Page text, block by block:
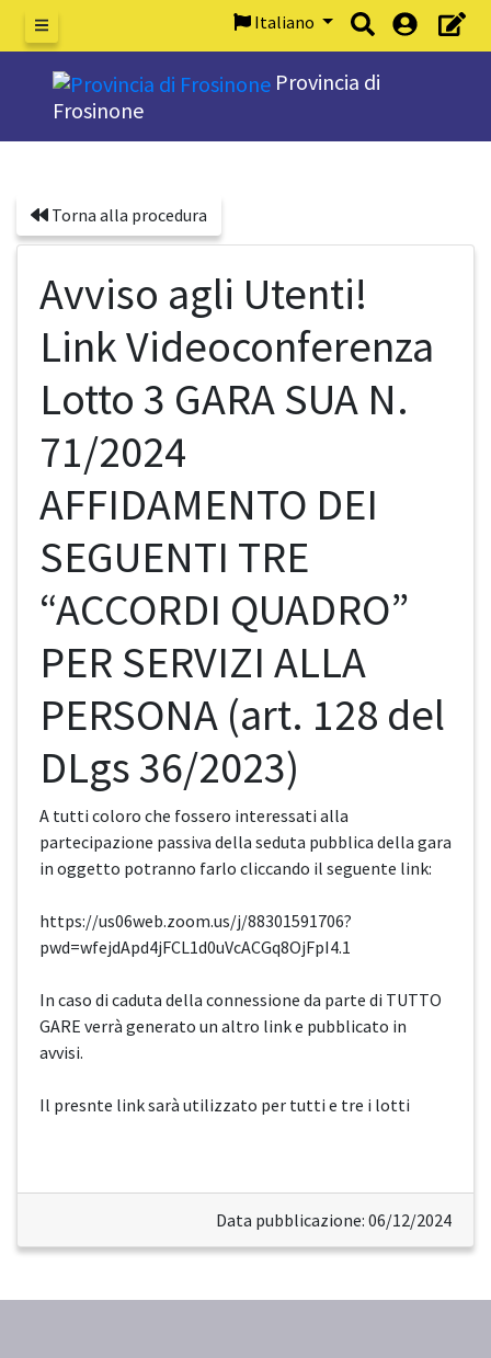
Menu
Italiano
Provincia di
Frosinone
Torna alla procedura
Avviso agli Utenti!
Link Videoconferenza
Lotto 3 GARA SUA N.
71/2024
AFFIDAMENTO DEI
SEGUENTI TRE
“ACCORDI QUADRO”
PER SERVIZI ALLA
PERSONA (art. 128 del
DLgs 36/2023)
A tutti coloro che fossero interessati alla
partecipazione passiva della seduta pubblica della gara
in oggetto potranno farlo cliccando il seguente link:
https://us06web.zoom.us/j/88301591706?
pwd=wfejdApd4jFCL1d0uVcACGq8OjFpI4.1
In caso di caduta della connessione da parte di TUTTO
GARE verrà generato un altro link e pubblicato in
avvisi.
Il presnte link sarà utilizzato per tutti e tre i lotti
Data pubblicazione: 06/12/2024